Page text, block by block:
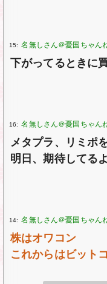
15:
下がってるときに
16:
メタプラ、リミポ
明日、期待してるよ
14:
株はオワコン
これからはビット